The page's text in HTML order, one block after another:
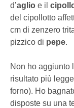
d’aglio e il
del cipollotto
cm di zenzero
pizzico di pepe.
Non ho aggiunto
risultato più
forno). Ho
disposte su una